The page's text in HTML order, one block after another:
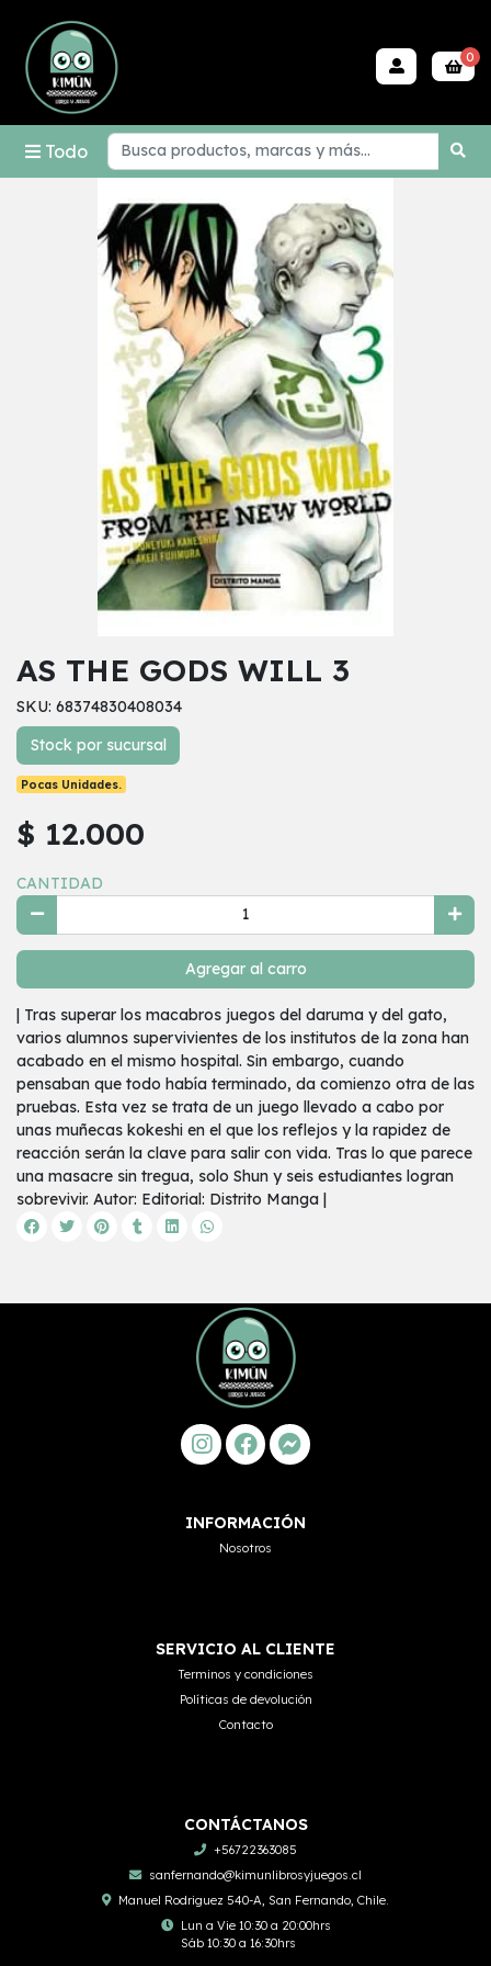
Todo
0
AS THE GODS WILL 3
SKU: 68374830408034
Stock por sucursal
Pocas Unidades.
$ 12.000
CANTIDAD
Agregar al carro
| Tras superar los macabros juegos del daruma y del gato,
varios alumnos supervivientes de los institutos de la zona han
acabado en el mismo hospital. Sin embargo, cuando
pensaban que todo había terminado, da comienzo otra de las
pruebas. Esta vez se trata de un juego llevado a cabo por
unas muñecas kokeshi en el que los reflejos y la rapidez de
reacción serán la clave para salir con vida. Tras lo que parece
una masacre sin tregua, solo Shun y seis estudiantes logran
sobrevivir. Autor: Editorial: Distrito Manga |
INFORMACIÓN
Nosotros
SERVICIO AL CLIENTE
Terminos y condiciones
Políticas de devolución
Contacto
CONTÁCTANOS
+56722363085
sanfernando@kimunlibrosyjuegos.cl
Manuel Rodriguez 540-A, San Fernando, Chile.
Lun a Vie 10:30 a 20:00hrs
Sáb 10:30 a 16:30hrs